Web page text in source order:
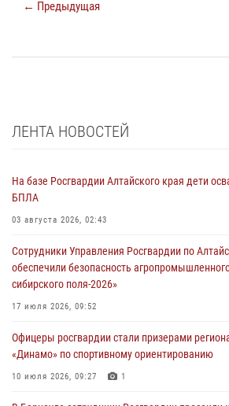
← Предыдущая
ЛЕНТА НОВОСТЕЙ
На базе Росгвардии Алтайского края дети
БПЛА
03 августа 2026, 02:43
Сотрудники Управления Росгвардии по
обеспечили безопасность
сибирского поля-2026»
17 июля 2026, 09:52
Офицеры росгвардии стали призерами
«Динамо» по спортивному ориентированию
10 июля 2026, 09:27 1